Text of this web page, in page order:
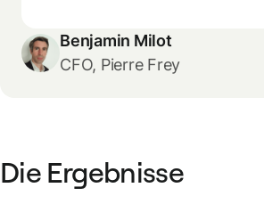
Benjamin Milot
CFO, Pierre Frey
Die Ergebnisse